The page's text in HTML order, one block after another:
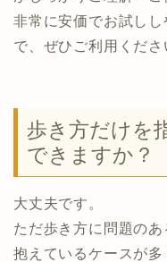
非常に安価でお試し
で、ぜひご利用くださ
歩き方だけを
できますか？
大丈夫です。
ただ歩き方に問題の
抱えているケースが多